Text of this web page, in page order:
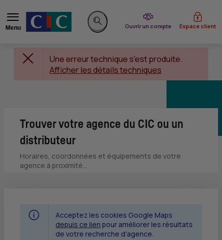
Menu
Rechercher sur le site
Ouvrir un compte
du CIC Espace client
Une erreur technique s'est produite.
Afficher les détails techniques
Trouver votre agence du CIC ou un
distributeur
Horaires, coordonnées et équipements de votre
agence à proximité...
Acceptez les cookies Google Maps
depuis ce lien pour améliorer les résultats
de votre recherche d'agence.